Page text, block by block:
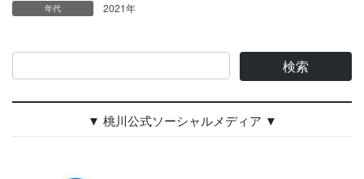
年代 2021年
▼ 桃川公式ソーシャルメディア ▼